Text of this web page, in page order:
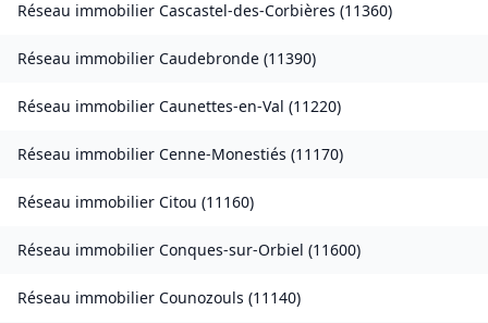
Réseau immobilier Cascastel-des-Corbières (11360)
Réseau immobilier Caudebronde (11390)
Réseau immobilier Caunettes-en-Val (11220)
Réseau immobilier Cenne-Monestiés (11170)
Réseau immobilier Citou (11160)
Réseau immobilier Conques-sur-Orbiel (11600)
Réseau immobilier Counozouls (11140)